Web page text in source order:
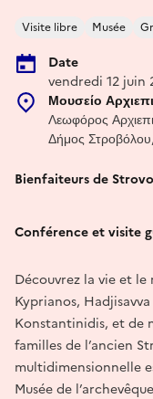
Visite libre Musée
Date
vendredi 12 juin
Μουσείο
Λεωφόρος
Δήμος
Bienfaiteurs de
Conférence et visite
Découvrez la vie et
Kyprianos,
Konstantinidis, et de
familles de l’ancien
multidimensionnelle
Musée de